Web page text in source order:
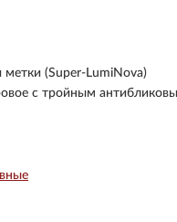
(Super-LumiNova)
с тройным